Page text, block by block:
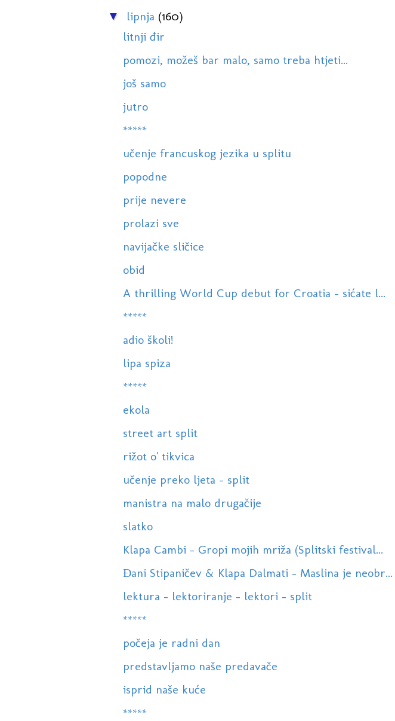
▼ lipnja (160)
litnji đir
pomozi, možeš bar malo, samo treba htjeti...
još samo
jutro
*****
učenje francuskog jezika u splitu
popodne
prije nevere
prolazi sve
navijačke sličice
obid
A thrilling World Cup debut for Croatia - sićate l...
*****
adio školi!
lipa spiza
*****
ekola
street art split
rižot o' tikvica
učenje preko ljeta - split
manistra na malo drugačije
slatko
Klapa Cambi - Gropi mojih mriža (Splitski festival...
Đani Stipaničev & Klapa Dalmati - Maslina je neobr...
lektura - lektoriranje - lektori - split
*****
počeja je radni dan
predstavljamo naše predavače
isprid naše kuće
*****